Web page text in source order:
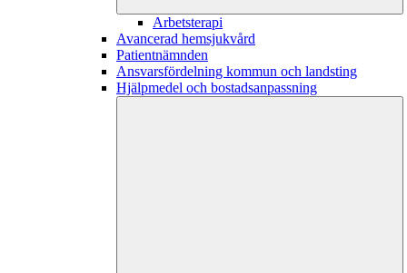
Arbetsterapi
Avancerad hemsjukvård
Patientnämnden
Ansvarsfördelning kommun och landsting
Hjälpmedel och bostadsanpassning